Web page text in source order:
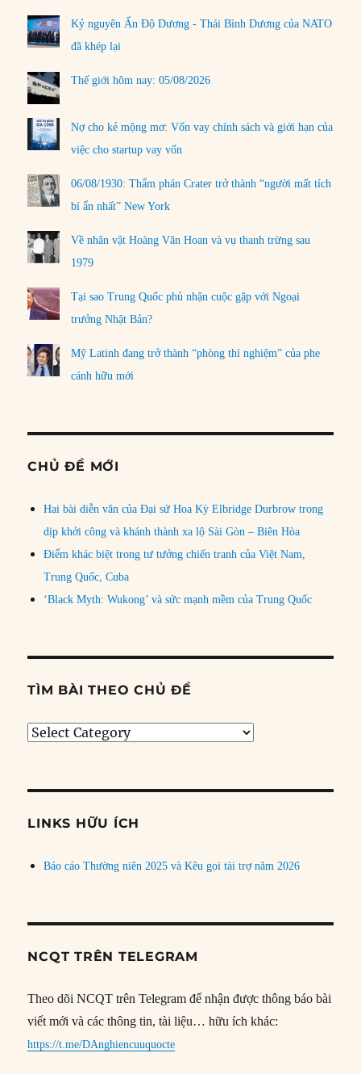
Kỷ nguyên Ấn Độ Dương - Thái Bình Dương của NATO
đã khép lại
Thế giới hôm nay: 05/08/2026
Nợ cho kẻ mộng mơ: Vốn vay chính sách và giới hạn của
việc cho startup vay vốn
06/08/1930: Thẩm phán Crater trở thành “người mất tích
bí ẩn nhất” New York
Về nhân vật Hoàng Văn Hoan và vụ thanh trừng sau
1979
Tại sao Trung Quốc phủ nhận cuộc gặp với Ngoại
trưởng Nhật Bản?
Mỹ Latinh đang trở thành “phòng thí nghiệm” của phe
cánh hữu mới
CHỦ ĐỀ MỚI
Hai bài diễn văn của Đại sứ Hoa Kỳ Elbridge Durbrow trong
dịp khởi công và khánh thành xa lộ Sài Gòn – Biên Hòa
Điểm khác biệt trong tư tưởng chiến tranh của Việt Nam,
Trung Quốc, Cuba
‘Black Myth: Wukong’ và sức mạnh mềm của Trung Quốc
TÌM BÀI THEO CHỦ ĐỀ
Tìm
đề
LINKS HỮU ÍCH
Báo cáo Thường niên 2025 và Kêu gọi tài trợ năm 2026
NCQT TRÊN TELEGRAM
Theo dõi NCQT trên Telegram để nhận được thông báo bài
viết mới và các thông tin, tài liệu… hữu ích khác:
https://t.me/DAnghiencuuquocte